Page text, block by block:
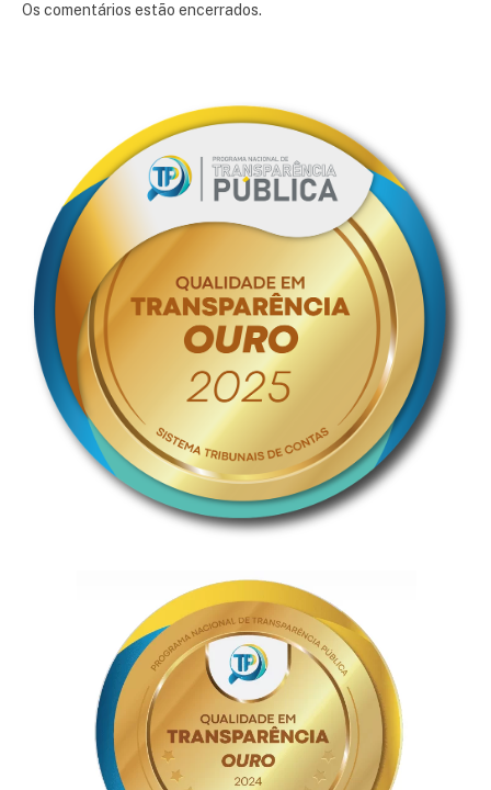
Os comentários estão encerrados.